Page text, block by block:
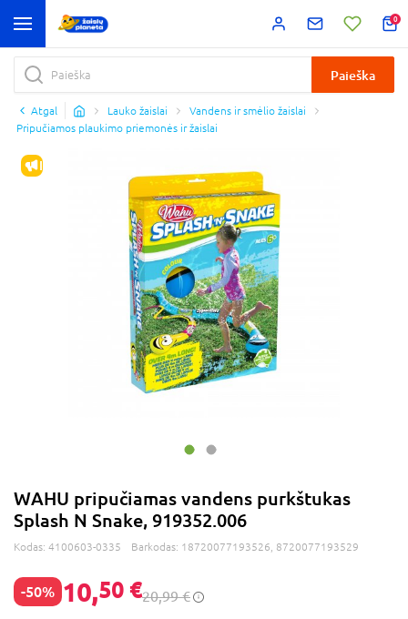
0
Paieška
Atgal Lauko žaislai
Vandens ir smėlio žaislai
Pripučiamos plaukimo priemonės ir žaislai
IŠPARDAVIMAS
WAHU pripučiamas vandens purkštukas
Splash N Snake, 919352.006
Kodas: 4100603-0335 Barkodas: 18720077193526, 8720077193529
-50% 10,50 €20,99 €